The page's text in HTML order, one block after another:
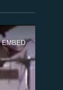
EMBED